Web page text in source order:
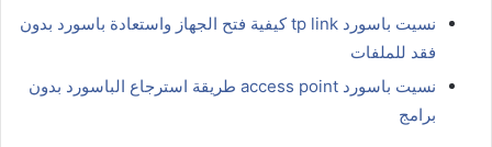
نسيت باسورد tp link كيفية فتح الجهاز واستعادة باسورد بدون
فقد للملفات
نسيت باسورد access point طريقة استرجاع الباسورد بدون
برامج